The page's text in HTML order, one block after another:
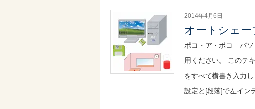
2014年4月6日
オートシェー
ポコ・ア・ポコ パソ
用ください。 このテ
をすべて横書き入力
設定と[段落]で左イン